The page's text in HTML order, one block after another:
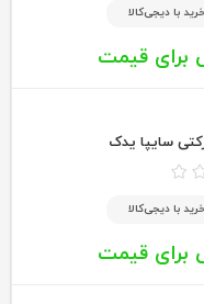
با دیجی‌کالا
برای قیمت
سایپا یدک
با دیجی‌کالا
برای قیمت